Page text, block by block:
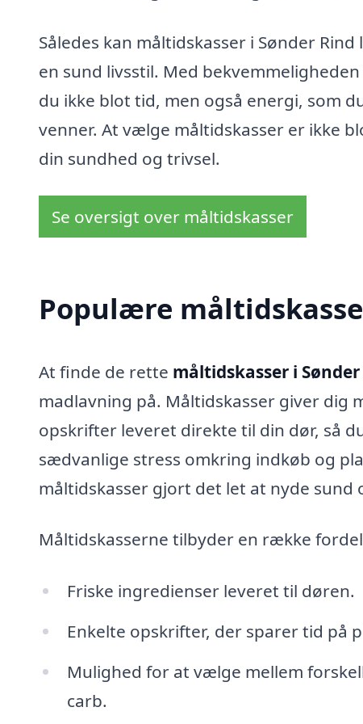
Således kan måltidskasser i Sønder
en sund livsstil. Med
du ikke blot tid, men også energi, som
venner. At vælge måltidskasser er ikke
din sundhed og trivsel.
Se oversigt over måltidskasser
Populære
At finde de rette måltidskasser i
madlavning på. Måltidskasser giver dig
opskrifter leveret direkte til din dør, så
sædvanlige stress omkring indkøb og
måltidskasser gjort det let at nyde sund
Måltidskasserne tilbyder en række
Friske ingredienser leveret til døren.
Enkelte opskrifter, der sparer tid på
Mulighed for at vælge mellem
carb.